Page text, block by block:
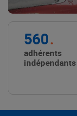
560
adhérents
indépendants